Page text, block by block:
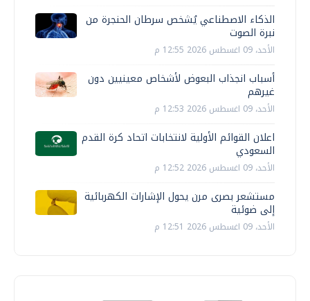
الذكاء الاصطناعي يُشخص سرطان الحنجرة من
نبرة الصوت
الأحد، 09 اغسطس 2026 12:55 م
أسباب انجذاب البعوض لأشخاص معينيين دون
غيرهم
الأحد، 09 اغسطس 2026 12:53 م
اعلان القوائم الأولية لانتخابات اتحاد كرة القدم
السعودي
الأحد، 09 اغسطس 2026 12:52 م
مستشعر بصرى مرن يحول الإشارات الكهربائية
إلى ضوئية
الأحد، 09 اغسطس 2026 12:51 م